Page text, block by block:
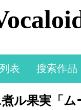
表 搜索作品
ル果実「ム